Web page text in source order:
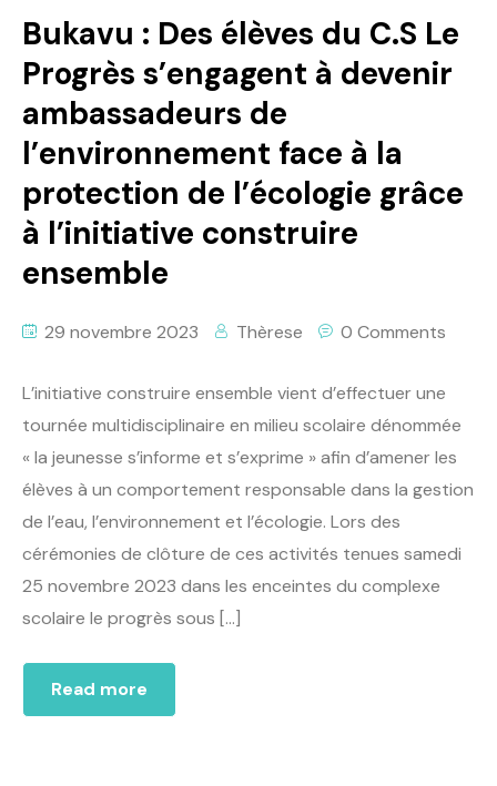
Bukavu : Des élèves du C.S Le
Progrès s’engagent à devenir
ambassadeurs de
l’environnement face à la
protection de l’écologie grâce
à l’initiative construire
ensemble
29 novembre 2023 Thèrese 0 Comments
L’initiative construire ensemble vient d’effectuer une
tournée multidisciplinaire en milieu scolaire dénommée
« la jeunesse s’informe et s’exprime » afin d’amener les
élèves à un comportement responsable dans la gestion
de l’eau, l’environnement et l’écologie. Lors des
cérémonies de clôture de ces activités tenues samedi
25 novembre 2023 dans les enceintes du complexe
scolaire le progrès sous […]
Read more